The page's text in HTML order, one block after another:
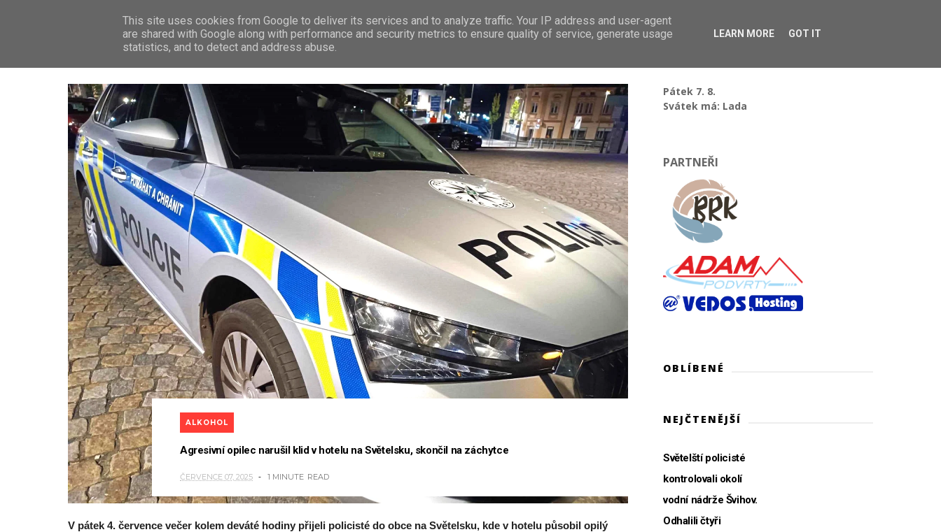
ZPRÁVY LEDEČ N/S. PREMIUM TIP NA VÝLET REKLAMA
ALKOHOL
Agresivní opilec narušil klid v hotelu na Světelsku, skončil na záchytce
ČERVENCE 07, 2025 1 MINUTE READ
V pátek 4. července večer kolem deváté hodiny přijeli policisté do obce na Světelsku, kde v hotelu působil opilý
Pátek 7. 8.
Svátek má: Lada
PARTNEŘI
OBLÍBENÉ
NEJČTENĚJŠÍ
Světelští policisté
kontrolovali okolí
vodní nádrže Švihov.
Odhalili čtyři
This site uses cookies from Google to deliver its services and to analyze traffic. Your IP address and user-agent
are shared with Google along with performance and security metrics to ensure quality of service, generate usage
statistics, and to detect and address abuse.
LEARN MORE GOT IT